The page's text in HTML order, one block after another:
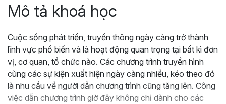
Mô tả khoá học
Cuộc sống phát triển, truyền thông ngày càng trở thành
lĩnh vực phổ biến và là hoạt động quan trọng tại bất kì đơn
vị, cơ quan, tổ chức nào. Các chương trình truyền hình
cùng các sự kiện xuất hiện ngày càng nhiều, kéo theo đó
là nhu cầu về người dẫn chương trình cũng tăng lên. Công
việc dẫn chương trình giờ đây không chỉ dành cho các